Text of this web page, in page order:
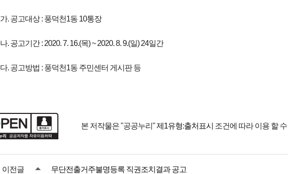
가. 공고대상 : 풍덕천1동 10통장
나. 공고기간 : 2020. 7. 16.(목) ~ 2020. 8. 9.(일) 24일간
다. 공고방법 : 풍덕천1동 주민센터 게시판 등
본 저작물은 "공공누리"제1유형:출처표시 조건에 따라 이용 할
이전글 무단전출거주불명등록 직권조치결과 공고